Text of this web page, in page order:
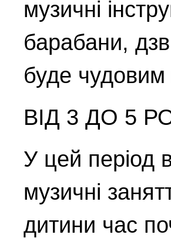
музичні
барабани,
буде
ВІД 3 ДО 5
У цей період
музичні
дитини час